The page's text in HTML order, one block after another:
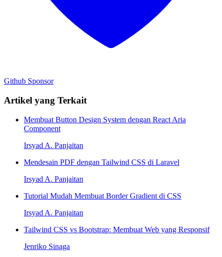
Github Sponsor
Artikel yang Terkait
Membuat Button Design System dengan React Aria
Component
Irsyad A. Panjaitan
Mendesain PDF dengan Tailwind CSS di Laravel
Irsyad A. Panjaitan
Tutorial Mudah Membuat Border Gradient di CSS
Irsyad A. Panjaitan
Tailwind CSS vs Bootstrap: Membuat Web yang Responsif
Jenriko Sinaga